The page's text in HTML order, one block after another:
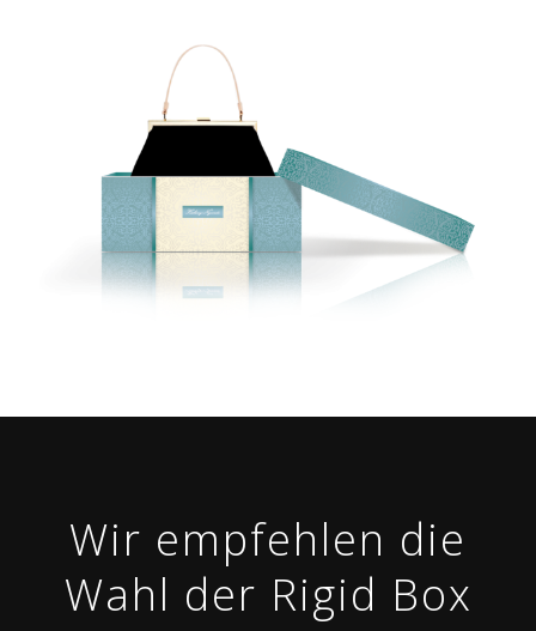
Wir empfehlen die
Wahl der Rigid Box